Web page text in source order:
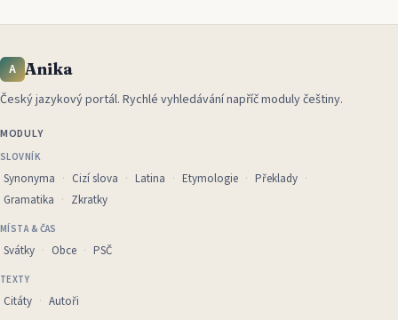
A Anika
Český jazykový portál. Rychlé vyhledávání napříč moduly češtiny.
MODULY
SLOVNÍK
Synonyma Cizí slova Latina Etymologie
Překlady
Gramatika
Zkratky
MÍSTA & ČAS
Svátky Obce PSČ
TEXTY
Citáty Autoři